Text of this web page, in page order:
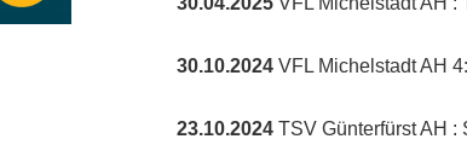
30.10.2024 VFL Michelstadt AH
23.10.2024 TSV Günterfürst AH